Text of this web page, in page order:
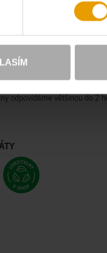
odpovídáme většinou do 2